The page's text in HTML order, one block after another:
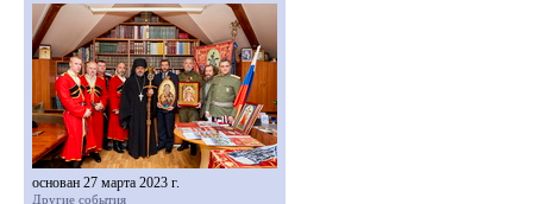
основан 27 марта 2023 г.
Другие события